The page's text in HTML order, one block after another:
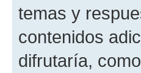
temas y
contenidos
difrutaría,